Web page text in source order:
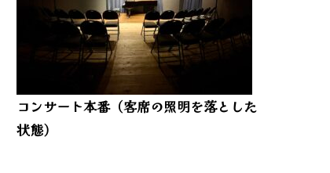
コンサート本番（客席の照明を落とした
状態）